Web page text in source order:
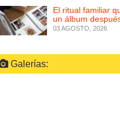
El ritual familiar
un álbum
03 AGOSTO, 2026
Galerías: